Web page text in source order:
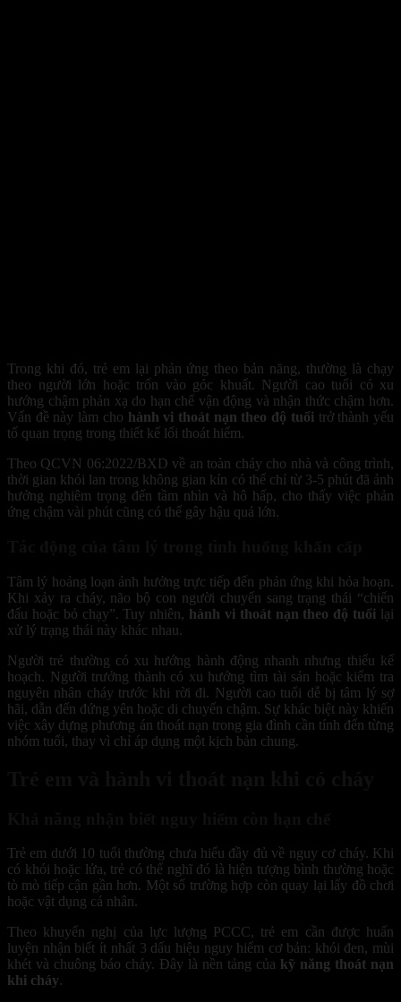
Trong khi đó, trẻ em lại phản ứng theo bản năng, thường là chạy
theo người lớn hoặc trốn vào góc khuất. Người cao tuổi có xu
hướng chậm phản xạ do hạn chế vận động và nhận thức chậm hơn.
Vấn đề này làm cho hành vi thoát nạn theo độ tuổi trở thành yếu
tố quan trọng trong thiết kế lối thoát hiểm.
Theo QCVN 06:2022/BXD về an toàn cháy cho nhà và công trình,
thời gian khói lan trong không gian kín có thể chỉ từ 3-5 phút đã ảnh
hưởng nghiêm trọng đến tầm nhìn và hô hấp, cho thấy việc phản
ứng chậm vài phút cũng có thể gây hậu quả lớn.
Tâm lý hoảng loạn ảnh hưởng trực tiếp đến phản ứng khi hỏa hoạn.
Khi xảy ra cháy, não bộ con người chuyển sang trạng thái “chiến
đấu hoặc bỏ chạy”. Tuy nhiên, hành vi thoát nạn theo độ tuổi lại
xử lý trạng thái này khác nhau.
Người trẻ thường có xu hướng hành động nhanh nhưng thiếu kế
hoạch. Người trưởng thành có xu hướng tìm tài sản hoặc kiểm tra
nguyên nhân cháy trước khi rời đi. Người cao tuổi dễ bị tâm lý sợ
hãi, dẫn đến đứng yên hoặc di chuyển chậm. Sự khác biệt này khiến
việc xây dựng phương án thoát nạn trong gia đình cần tính đến từng
nhóm tuổi, thay vì chỉ áp dụng một kịch bản chung.
Trẻ em dưới 10 tuổi thường chưa hiểu đầy đủ về nguy cơ cháy. Khi
có khói hoặc lửa, trẻ có thể nghĩ đó là hiện tượng bình thường hoặc
tò mò tiếp cận gần hơn. Một số trường hợp còn quay lại lấy đồ chơi
hoặc vật dụng cá nhân.
Theo khuyến nghị của lực lượng PCCC, trẻ em cần được huấn
luyện nhận biết ít nhất 3 dấu hiệu nguy hiểm cơ bản: khói đen, mùi
khét và chuông báo cháy. Đây là nền tảng của kỹ năng thoát nạn
khi cháy.